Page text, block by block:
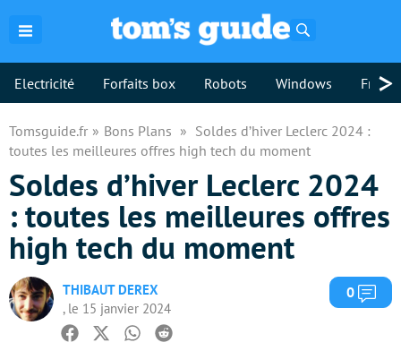
Electricité Forfaits box Robots Windows >
Tomsguide.fr Bons Plans
Soldes d’hiver Leclerc 2024 :
toutes les meilleures offres high tech du moment
Soldes d’hiver Leclerc 2024
: toutes les meilleures offres
high tech du moment
THIBAUT DEREX
, le 15 janvier 2024
0
Facebook
TwitterWhatsapp
Reddit